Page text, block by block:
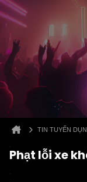
TIN TUYỂN
Phạt lỗi xe